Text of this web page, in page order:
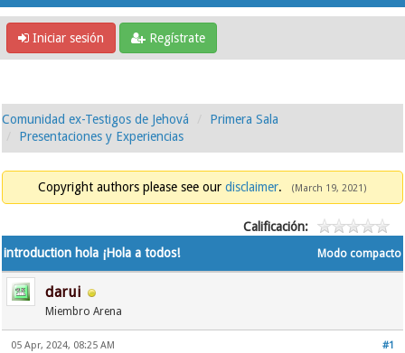
Iniciar sesión Regístrate
Comunidad ex-Testigos de Jehová
Primera Sala
Presentaciones y Experiencias
Copyright authors please see our disclaimer. (March 19, 2021)
Calificación:
Modo compacto
introduction hola ¡Hola a todos!
darui
Miembro Arena
#1
05 Apr, 2024, 08:25 AM